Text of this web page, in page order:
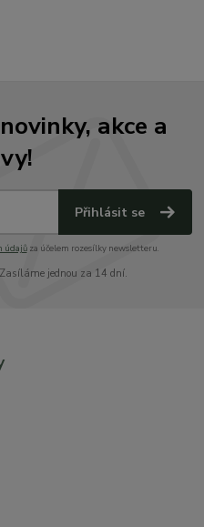
akce a
Přihlásit se
údajůza účelem rozesílky newsletteru.
jednou za 14 dní.